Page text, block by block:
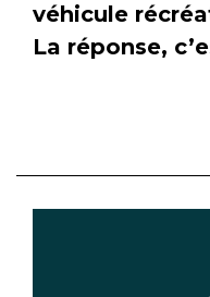
véhicule
La réponse,